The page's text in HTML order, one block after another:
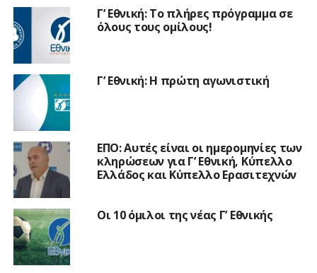
Γ’ Εθνική: Το πλήρες πρόγραμμα σε
όλους τους ομίλους!
Γ’ Εθνική: Η πρώτη αγωνιστική
ΕΠΟ: Αυτές είναι οι ημερομηνίες των
κληρώσεων για Γ’ Εθνική, Κύπελλο
Ελλάδος και Κύπελλο Ερασιτεχνών
Οι 10 όμιλοι της νέας Γ’ Εθνικής